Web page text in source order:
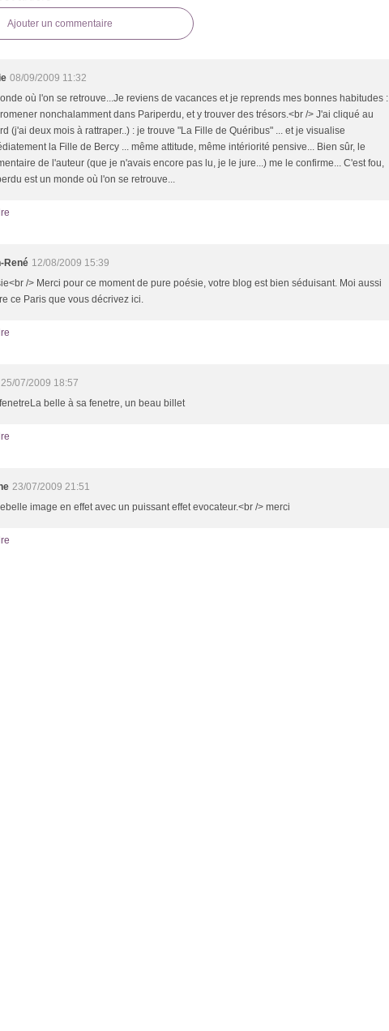
Ajouter un commentaire
08/09/2009 11:32
où l'on se retrouve...Je reviens de vacances et je reprends mes bonnes habitudes :
nonchalamment dans Pariperdu, et y trouver des trésors.<br /> J'ai cliqué au
(j'ai deux mois à rattraper..) : je trouve "La Fille de Quéribus" ... et je visualise
la Fille de Bercy ... même attitude, même intériorité pensive... Bien sûr, le
de l'auteur (que je n'avais encore pas lu, je le jure...) me le confirme... C'est fou,
est un monde où l'on se retrouve...
René 12/08/2009 15:39
/> Merci pour ce moment de pure poésie, votre blog est bien séduisant. Moi aussi
ce Paris que vous décrivez ici.
25/07/2009 18:57
belle à sa fenetre, un beau billet
23/07/2009 21:51
image en effet avec un puissant effet evocateur.<br /> merci